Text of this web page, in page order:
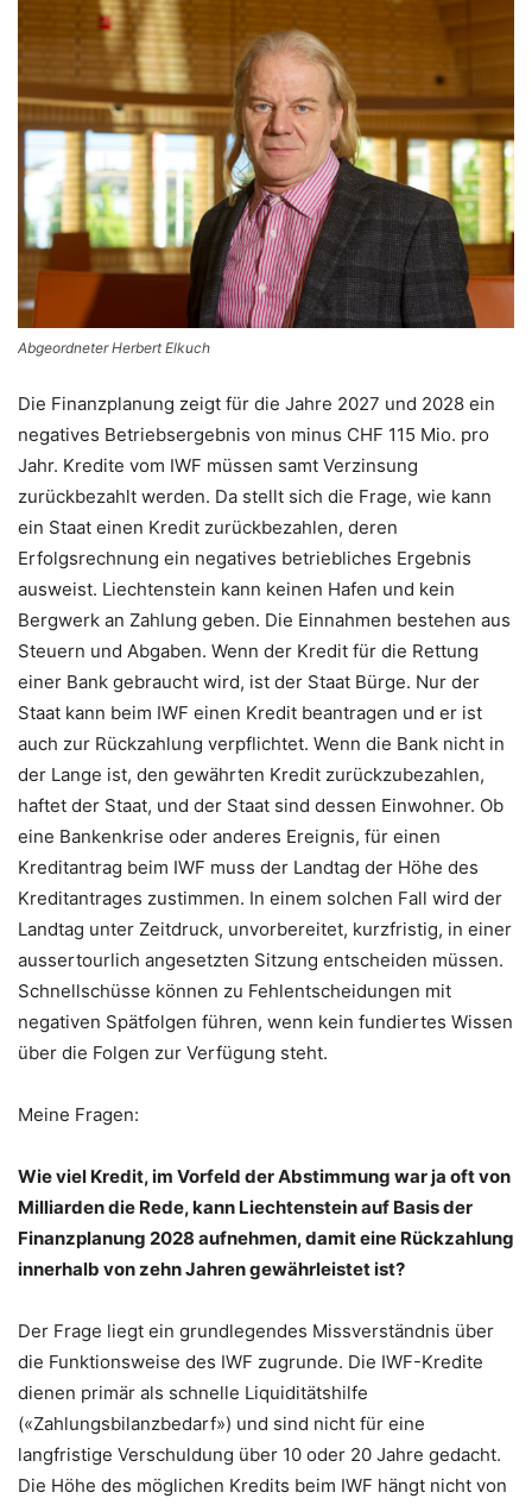
Abgeordneter Herbert Elkuch
Die Finanzplanung zeigt für die Jahre 2027 und 2028 ein
negatives Betriebsergebnis von minus CHF 115 Mio. pro
Jahr. Kredite vom IWF müssen samt Verzinsung
zurückbezahlt werden. Da stellt sich die Frage, wie kann
ein Staat einen Kredit zurückbezahlen, deren
Erfolgsrechnung ein negatives betriebliches Ergebnis
ausweist. Liechtenstein kann keinen Hafen und kein
Bergwerk an Zahlung geben. Die Einnahmen bestehen aus
Steuern und Abgaben. Wenn der Kredit für die Rettung
einer Bank gebraucht wird, ist der Staat Bürge. Nur der
Staat kann beim IWF einen Kredit beantragen und er ist
auch zur Rückzahlung verpflichtet. Wenn die Bank nicht in
der Lange ist, den gewährten Kredit zurückzubezahlen,
haftet der Staat, und der Staat sind dessen Einwohner. Ob
eine Bankenkrise oder anderes Ereignis, für einen
Kreditantrag beim IWF muss der Landtag der Höhe des
Kreditantrages zustimmen. In einem solchen Fall wird der
Landtag unter Zeitdruck, unvorbereitet, kurzfristig, in einer
aussertourlich angesetzten Sitzung entscheiden müssen.
Schnellschüsse können zu Fehlentscheidungen mit
negativen Spätfolgen führen, wenn kein fundiertes Wissen
über die Folgen zur Verfügung steht.
Meine Fragen:
Wie viel Kredit, im Vorfeld der Abstimmung war ja oft von
Milliarden die Rede, kann Liechtenstein auf Basis der
Finanzplanung 2028 aufnehmen, damit eine Rückzahlung
innerhalb von zehn Jahren gewährleistet ist?
Der Frage liegt ein grundlegendes Missverständnis über
die Funktionsweise des IWF zugrunde. Die IWF-Kredite
dienen primär als schnelle Liquiditätshilfe
(«Zahlungsbilanzbedarf») und sind nicht für eine
langfristige Verschuldung über 10 oder 20 Jahre gedacht.
Die Höhe des möglichen Kredits beim IWF hängt nicht von